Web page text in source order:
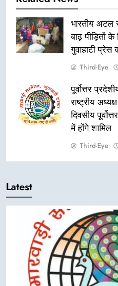
भारतीय अटल
बाढ़ पीड़ितों
गुवाहाटी प्रेस
Third-Eye
पूर्वोत्तर
राष्ट्रीय
दिवसीय
में होंगे शामिल
Third-Eye
Latest